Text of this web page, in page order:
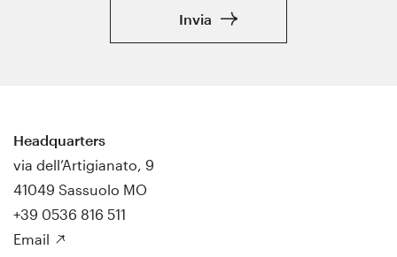
Invia
Headquarters
via dell’Artigianato, 9
41049 Sassuolo MO
+39 0536 816 511
Email